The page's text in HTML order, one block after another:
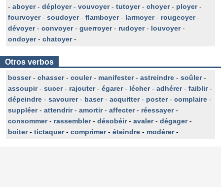
- aboyer- déployer- vouvoyer- tutoyer- choyer- ployer-
fourvoyer- soudoyer- flamboyer- larmoyer- rougeoyer-
dévoyer- convoyer- guerroyer- rudoyer- louvoyer-
ondoyer- chatoyer-
Otros verbos
bosser- chasser- couler- manifester- astreindre - soûler-
assoupir- sucer- rajouter- égarer- lécher- adhérer- faiblir-
dépeindre - savourer- baser- acquitter- poster- complaire -
suppléer- attendrir- amortir- affecter- réessayer-
consommer- rassembler- désobéir- avaler- dégager-
boiter- tictaquer- comprimer- éteindre - modérer-